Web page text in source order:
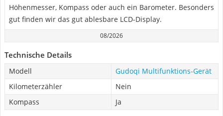
Höhenmesser, Kompass oder auch ein Barometer. Besonders
gut finden wir das gut ablesbare LCD-Display.
08/2026
Technische Details
Modell
Gudoqi Multifunktions-Gerät
Kilometerzähler
Nein
Kompass
Ja